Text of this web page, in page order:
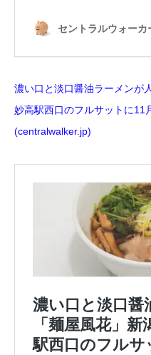
濃い口と淡口醤油ラーメンが
妙高駅西口のフルサットに11
(centralwalker.jp)